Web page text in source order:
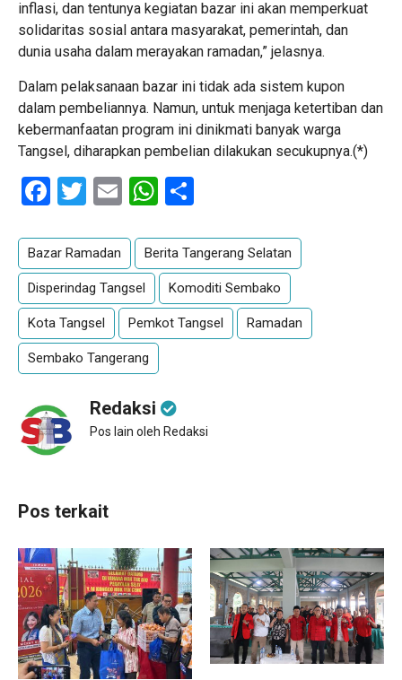
inflasi, dan tentunya kegiatan bazar ini akan memperkuat
solidaritas sosial antara masyarakat, pemerintah, dan
dunia usaha dalam merayakan ramadan,” jelasnya.
Dalam pelaksanaan bazar ini tidak ada sistem kupon
dalam pembeliannya. Namun, untuk menjaga ketertiban dan
kebermanfaatan program ini dinikmati banyak warga
Tangsel, diharapkan pembelian dilakukan secukupnya.(*)
Facebook
Twitter
EmailWhatsApp
Bazar Ramadan Berita Tangerang Selatan
Disperindag Tangsel Komoditi Sembako
Kota Tangsel Pemkot Tangsel Ramadan
Sembako Tangerang
Redaksi
Pos lain oleh Redaksi
Pos terkait